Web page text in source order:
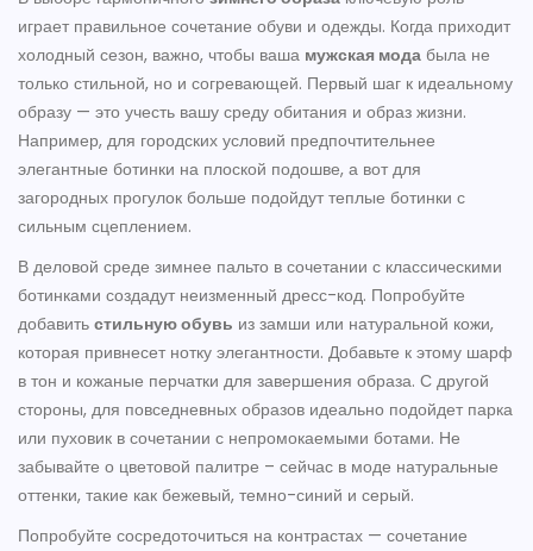
играет правильное сочетание обуви и одежды. Когда приходит
холодный сезон, важно, чтобы ваша мужская мода была не
только стильной, но и согревающей. Первый шаг к идеальному
образу — это учесть вашу среду обитания и образ жизни.
Например, для городских условий предпочтительнее
элегантные ботинки на плоской подошве, а вот для
загородных прогулок больше подойдут теплые ботинки с
сильным сцеплением.
В деловой среде зимнее пальто в сочетании с классическими
ботинками создадут неизменный дресс-код. Попробуйте
добавить стильную обувь из замши или натуральной кожи,
которая привнесет нотку элегантности. Добавьте к этому шарф
в тон и кожаные перчатки для завершения образа. С другой
стороны, для повседневных образов идеально подойдет парка
или пуховик в сочетании с непромокаемыми ботами. Не
забывайте о цветовой палитре – сейчас в моде натуральные
оттенки, такие как бежевый, темно-синий и серый.
Попробуйте сосредоточиться на контрастах — сочетание